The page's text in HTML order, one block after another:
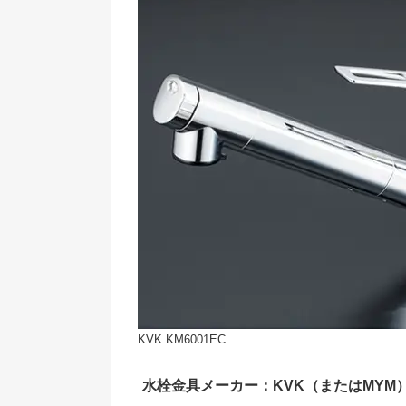
KVK KM6001EC
水栓金具メーカー：KVK（またはMYM